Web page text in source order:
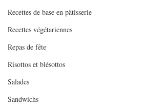
Recettes de base en pâtisserie
Recettes végétariennes
Repas de fête
Risottos et blésottos
Salades
Sandwichs